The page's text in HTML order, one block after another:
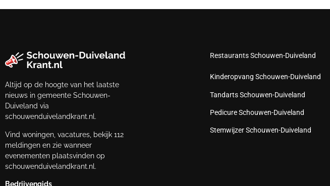
Altijd op de hoogte van het laatste
nieuws in gemeente Schouwen-
Duiveland via
schouwenduivelandkrant.nl.
Vind woningen, vacatures, bekijk 112
meldingen en zie wanneer
evenementen plaatsvinden op
schouwenduivelandkrant.nl.
Bedrijvengids
Restaurants Schouwen-Duiveland
Kinderopvang Schouwen-Duiveland
Tandarts Schouwen-Duiveland
Pedicure Schouwen-Duiveland
Stemwijzer Schouwen-Duiveland